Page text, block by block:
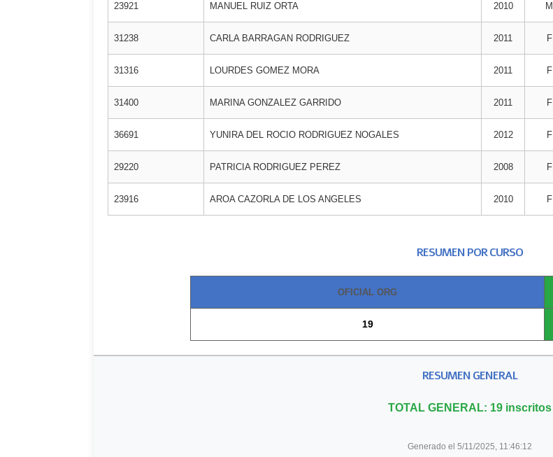
23921 MANUEL RUIZ ORTA 2010 M
31238 CARLA BARRAGAN RODRIGUEZ 2011 F
31316 LOURDES GOMEZ MORA 2011 F
31400 MARINA GONZALEZ GARRIDO 2011 F
36691 YUNIRA DEL ROCIO RODRIGUEZ NOGALES 2012 F
29220 PATRICIA RODRIGUEZ PEREZ 2008 F
23916 AROA CAZORLA DE LOS ANGELES 2010 F
RESUMEN POR CURSO
OFICIAL ORG
19
RESUMEN GENERAL
TOTAL GENERAL: 19 inscritos
Generado el 5/11/2025, 11:46:12